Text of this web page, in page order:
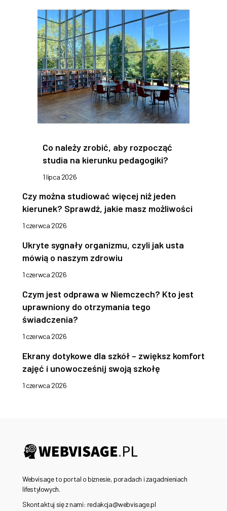
Co należy zrobić, aby rozpocząć
studia na kierunku pedagogiki?
1 lipca 2026
Czy można studiować więcej niż jeden
kierunek? Sprawdź, jakie masz możliwości
1 czerwca 2026
Ukryte sygnały organizmu, czyli jak usta
mówią o naszym zdrowiu
1 czerwca 2026
Czym jest odprawa w Niemczech? Kto jest
uprawniony do otrzymania tego
świadczenia?
1 czerwca 2026
Ekrany dotykowe dla szkół – zwiększ komfort
zajęć i unowocześnij swoją szkołę
1 czerwca 2026
Webvisage to portal o biznesie, poradach i zagadnieniach
lifestylowych.
Skontaktuj się z nami: redakcja@webvisage.pl